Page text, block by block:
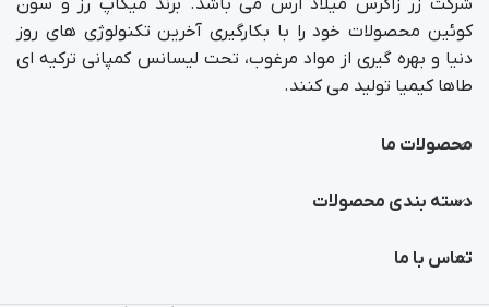
کوئین محصولات خود را با بکارگیری آخرین تکنولوژی های روز
دنیا و بهره گیری از مواد مرغوب، تحت لیسانس کمپانی ترکیه ای
طاها کیمیا تولید می کنند.
محصولات ما
دسته بندی محصولات
تماس با ما